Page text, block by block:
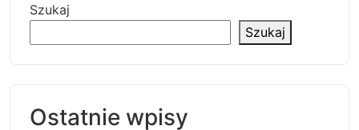
Szukaj
Szukaj
Ostatnie wpisy